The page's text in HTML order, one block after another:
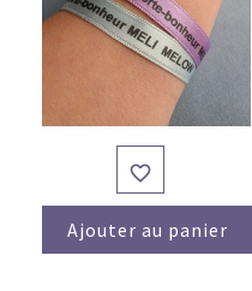

Ajouter au panier